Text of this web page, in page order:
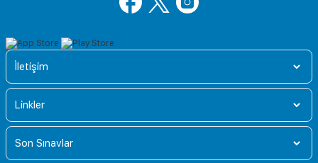
İletişim
Linkler
Son Sınavlar